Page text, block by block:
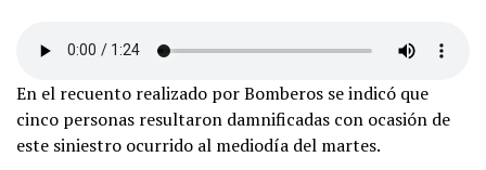
En el recuento realizado por Bomberos se indicó que
cinco personas resultaron damnificadas con ocasión de
este siniestro ocurrido al mediodía del martes.